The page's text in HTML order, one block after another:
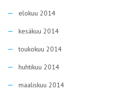
elokuu 2014
kesäkuu 2014
toukokuu 2014
huhtikuu 2014
maaliskuu 2014